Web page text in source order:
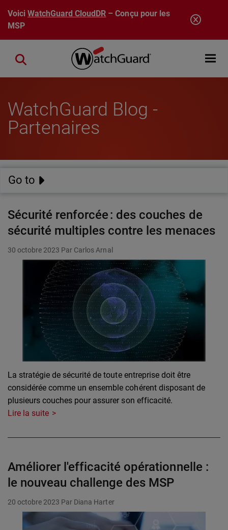
Aller au contenu principal
VoiciWatchGuard CloudDR – Conçu pour les
MSP
Open
Close search
WatchGuard Blog -
Partenaires
Go to
Sécurité renforcée : des couches de
sécurité multiples contre les menaces
30 octobre 2023 Par Carlos Arnal
La stratégie de sécurité de toute entreprise doit être
considérée comme un ensemble cohérent disposant de
plusieurs couches pour assurer son efficacité.
Lire la suite
Améliorer l'efficacité opérationnelle :
le nouveau challenge des MSP
20 octobre 2023 Par Diana Harter